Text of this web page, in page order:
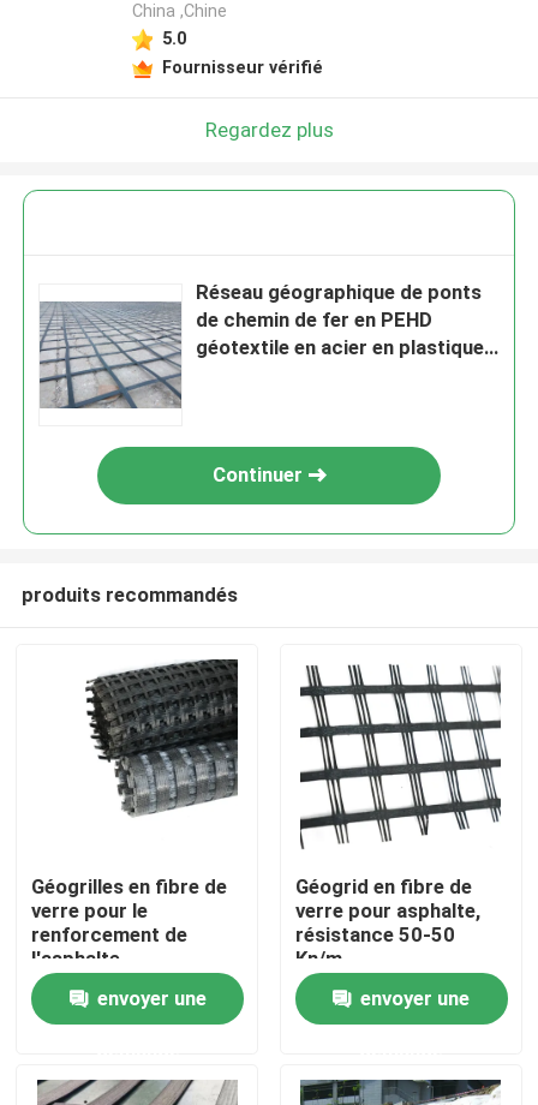
Aperçu
Produits
Vidéos
China ,Chine
5.0
Fournisseur vérifié
Regardez plus
Réseau géographique de ponts
de chemin de fer en PEHD
géotextile en acier en plastique
Continuer
produits recommandés
Géogrilles en fibre de
verre pour le
renforcement de
l'asphalte
envoyer une
Géogrid en fibre de
verre pour asphalte,
résistance 50-50
Kn/m
envoyer une